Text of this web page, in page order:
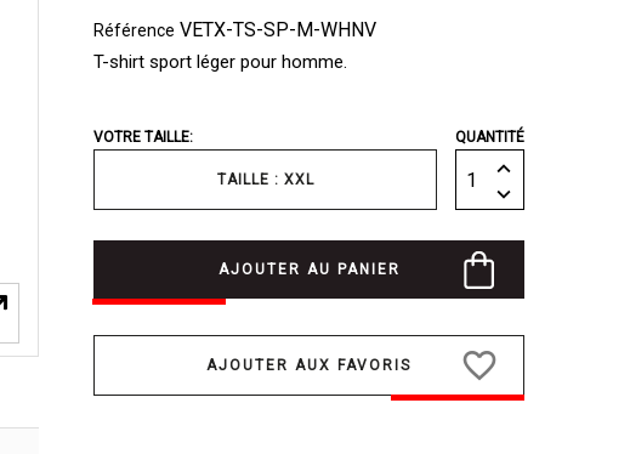
Référence VETX-TS-SP-M-WHNV
T-shirt sport léger pour homme.
VOTRE TAILLE:
TAILLE : XXL
QUANTITÉ
AJOUTER AU PANIER
favorite_border